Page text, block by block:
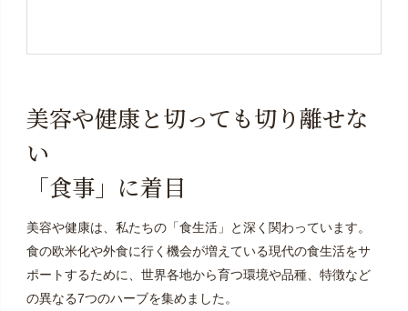
美容や健康と切っても切り離せな
い
「食事」に着目
美容や健康は、私たちの「食生活」と深く関わっています。
食の欧米化や外食に行く機会が増えている現代の食生活をサ
ポートするために、世界各地から育つ環境や品種、特徴など
の異なる7つのハーブを集めました。